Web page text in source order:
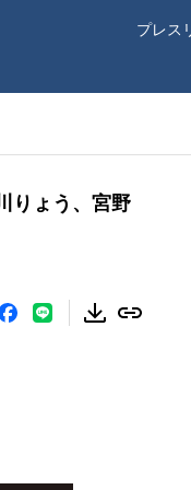
プレス
りょう、宮野